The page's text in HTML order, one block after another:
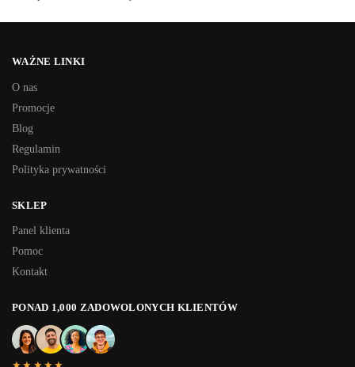
WAŻNE LINKI
O nas
Promocje
Blog
Regulamin
Polityka prywatności
SKLEP
Panel klienta
Pomoc
Kontakt
PONAD 1,000 ZADOWOLONYCH KLIENTÓW